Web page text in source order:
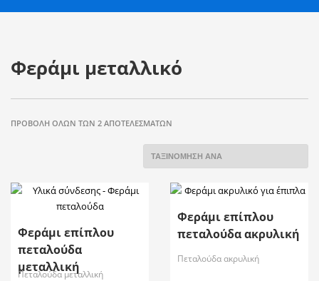
Φεράμι μεταλλικό
ΠΡΟΒΟΛΉ ΌΛΩΝ ΤΩΝ 2 ΑΠΟΤΕΛΕΣΜΆΤΩΝ
Φεράμι επίπλου
πεταλούδα
μεταλλική
Πεταλούδα μεταλλική
Φεράμι επίπλου
πεταλούδα ακρυλική
Πεταλούδα ακρυλική